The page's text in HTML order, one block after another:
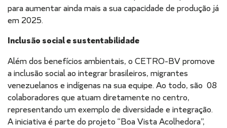
para aumentar ainda mais a sua capacidade de produção já
em 2025.
Inclusão social e sustentabilidade
Além dos benefícios ambientais, o CETRO-BV promove
a inclusão social ao integrar brasileiros, migrantes
venezuelanos e indígenas na sua equipe. Ao todo, são 08
colaboradores que atuam diretamente no centro,
representando um exemplo de diversidade e integração.
A iniciativa é parte do projeto “Boa Vista Acolhedora”,